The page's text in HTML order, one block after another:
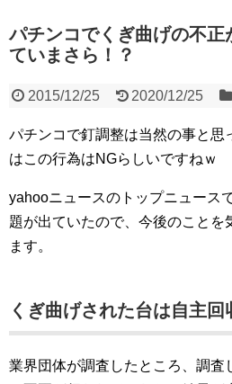
パチンコでくぎ曲げの不正
ていまさら！？
2015/12/25 2020/12/25
パチンコで釘調整は当然の事と思
はこの行為はNGらしいですねｗ
yahooニュースのトップニュース
題が出ていたので、今後のことを
ます。
くぎ曲げされた台は自主回
業界団体が調査したところ、調査